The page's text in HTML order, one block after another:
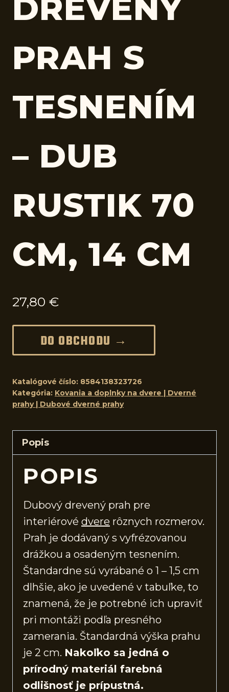
DREVENÝ
PRAH S
TESNENÍM
– DUB
RUSTIK 70
CM, 14 CM
27,80 €
DO OBCHODU →
Katalógové číslo: 8584138323726
Kategória: Kovania a doplnky na dvere | Dverné
prahy | Dubové dverné prahy
Popis
POPIS
Dubový drevený prah pre
interiérové dvere rôznych rozmerov.
Prah je dodávaný s vyfrézovanou
drážkou a osadeným tesnením.
Štandardne sú vyrábané o 1 – 1,5 cm
dlhšie, ako je uvedené v tabuľke, to
znamená, že je potrebné ich upraviť
pri montáži podľa presného
zamerania. Štandardná výška prahu
je 2 cm. Nakoľko sa jedná o
prírodný materiál farebná
odlišnosť je prípustná.